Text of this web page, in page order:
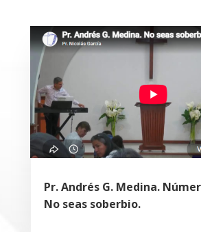
Pr. Andrés G. Medina.
No seas soberbio.